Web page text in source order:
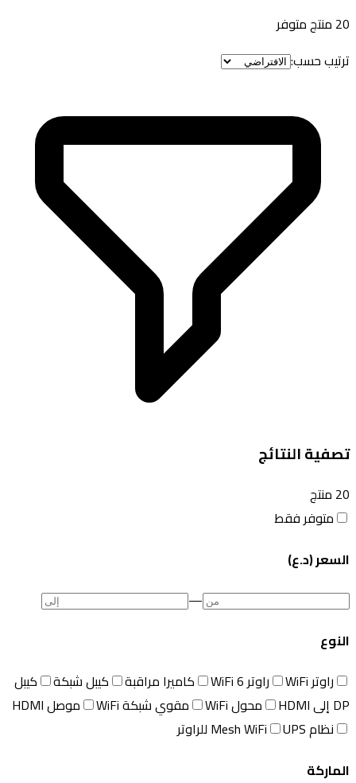
20 منتج متوفر
ترتيب حسب:
تصفية النتائج
20 منتج
متوفر فقط
السعر (د.ع)
—
النوع
راوتر WiFi
راوتر WiFi 6 كاميرا مراقبة كيبل شبكة
كيبل
DP إلى HDMI
محول WiFi مقوي شبكة WiFi
موصل HDMI
نظام Mesh WiFiUPS للراوتر
الماركة